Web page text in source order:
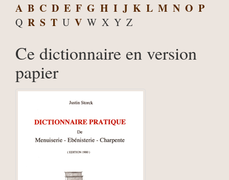
A B C D E F G H I J K L M N O P
Q R S T U V W X Y Z
Ce dictionnaire en version
papier